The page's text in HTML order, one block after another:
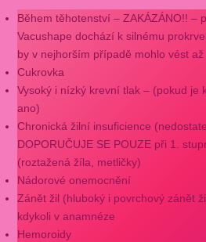
Během těhotenství – ZAKÁZÁNO!! –
Vacushape dochází k silnému
by v nejhorším případě mohlo vést
Cukrovka
Vysoký i nízký krevní tlak – (pokud je
ano)
Chronická žilní insuficience
DOPORUČUJE SE POUZE při 1.
(roztažená žíla, metličky)
Nádorové onemocnění
Zánět žil (hluboký i povrchový zánět
kdykoli v anamnéze
Hemoroidy